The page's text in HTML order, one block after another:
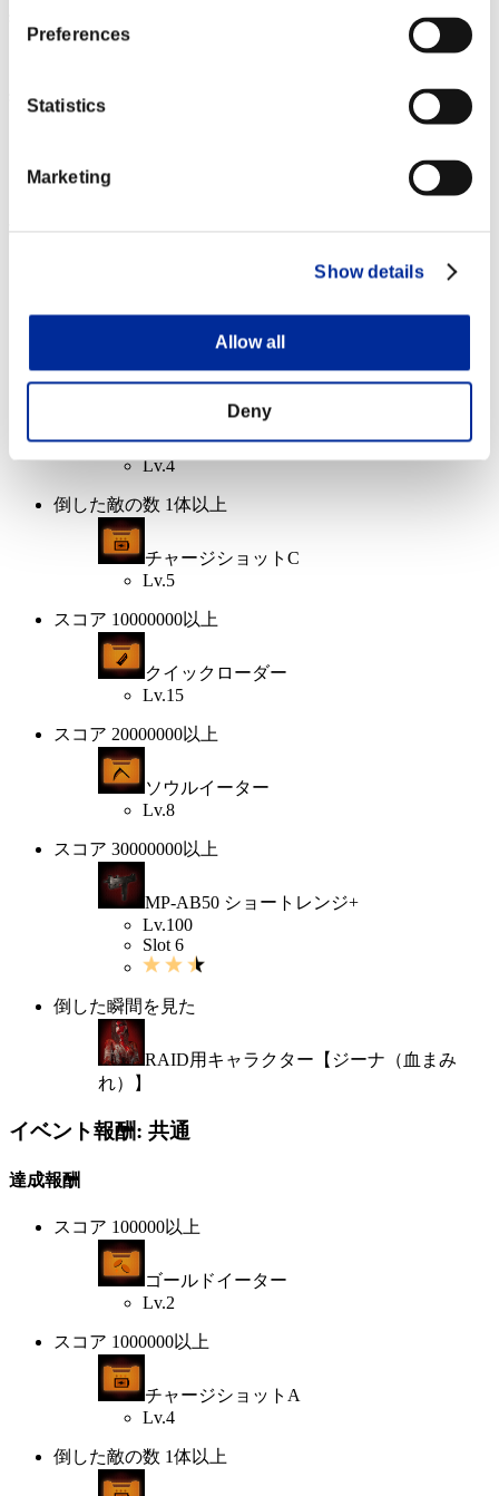
Preferences
Statistics
Marketing
Show details
Allow all
Deny
イベント報酬: 共通
達成報酬
スコア 1000000以上
チャージショットA
Lv.4
倒した敵の数 1体以上
チャージショットC
Lv.5
スコア 10000000以上
クイックローダー
Lv.15
スコア 20000000以上
ソウルイーター
Lv.8
スコア 30000000以上
MP-AB50 ショートレンジ+
Lv.100
Slot 6
倒した瞬間を見た
RAID用キャラクター【ジーナ（血まみ
れ）】
イベント報酬: 共通
達成報酬
スコア 100000以上
ゴールドイーター
Lv.2
スコア 1000000以上
チャージショットA
Lv.4
倒した敵の数 1体以上